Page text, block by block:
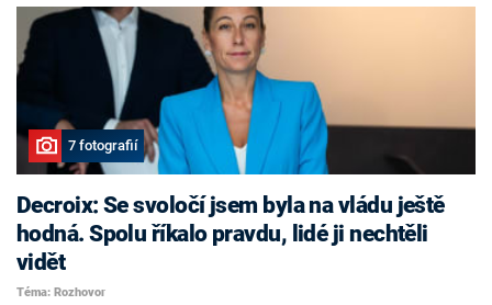
7 fotografií
Decroix: Se svoločí jsem byla na vládu ještě
hodná. Spolu říkalo pravdu, lidé ji nechtěli
vidět
Téma: Rozhovor